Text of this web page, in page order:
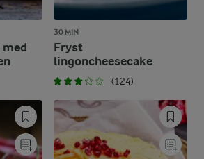
med
30 MIN
Fryst
lingoncheesecake
(124)